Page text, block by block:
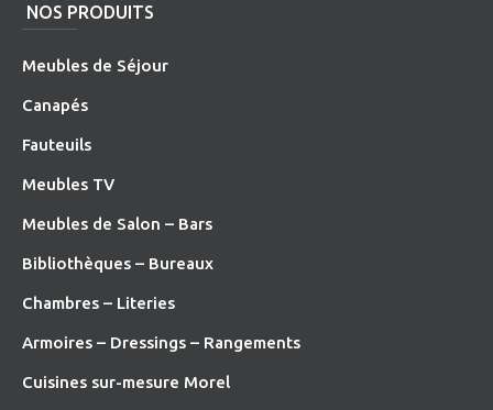
NOS PRODUITS
Meubles de Séjour
Canapés
Fauteuils
Meubles TV
Meubles de Salon – Bars
Bibliothèques – Bureaux
Chambres – Literies
Armoires – Dressings – Rangements
Cuisines sur-mesure Morel